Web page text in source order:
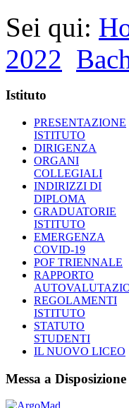
Sei qui:
2022
Istituto
PRESENTAZIONE
ISTITUTO
DIRIGENZA
ORGANI
COLLEGIALI
INDIRIZZI DI
DIPLOMA
GRADUATORIE
ISTITUTO
EMERGENZA
COVID-19
POF TRIENNALE
RAPPORTO
REGOLAMENTI
ISTITUTO
STATUTO
STUDENTI
IL NUOVO LICEO
Messa a Disposizione